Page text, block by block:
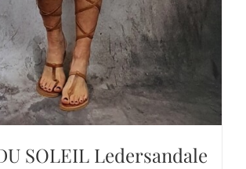
SOLEIL Ledersandale